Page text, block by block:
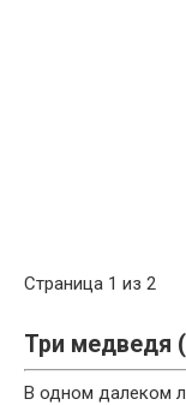
Страница 1 из 2
Три медведя
В одном далеком